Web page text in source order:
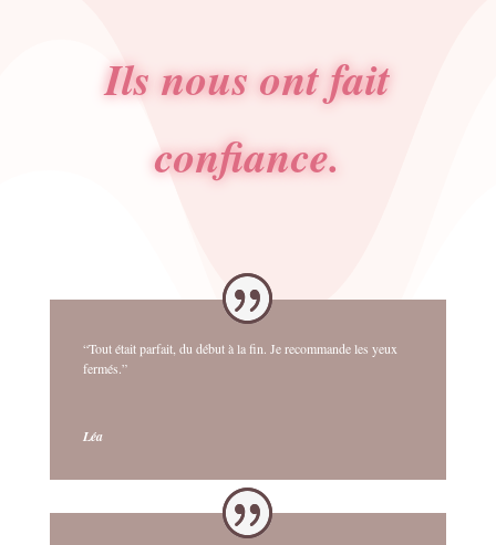
Ils nous ont fait
confiance.
“Tout était parfait, du début à la fin. Je recommande les yeux
fermés.”
Léa